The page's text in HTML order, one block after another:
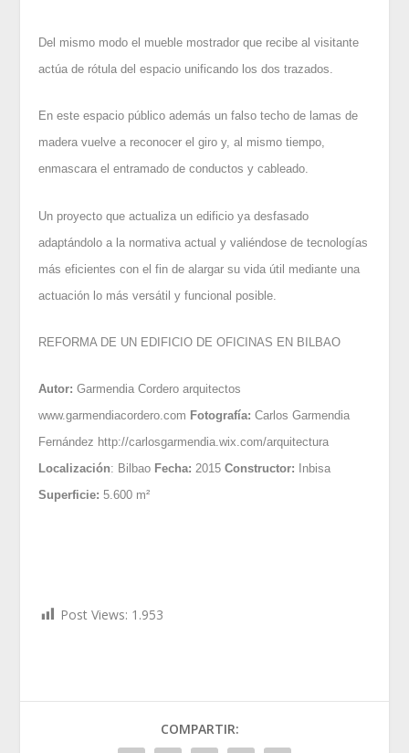
Del mismo modo el mueble mostrador que recibe al visitante
actúa de rótula del espacio unificando los dos trazados.
En este espacio público además un falso techo de lamas de
madera vuelve a reconocer el giro y, al mismo tiempo,
enmascara el entramado de conductos y cableado.
Un proyecto que actualiza un edificio ya desfasado
adaptándolo a la normativa actual y valiéndose de tecnologías
más eficientes con el fin de alargar su vida útil mediante una
actuación lo más versátil y funcional posible.
REFORMA DE UN EDIFICIO DE OFICINAS EN BILBAO
Autor: Garmendia Cordero arquitectos
www.garmendiacordero.com Fotografía: Carlos Garmendia
Fernández http://carlosgarmendia.wix.com/arquitectura
Localización: Bilbao Fecha: 2015Constructor: Inbisa
Superficie: 5.600 m²
Post Views: 1.953
COMPARTIR: